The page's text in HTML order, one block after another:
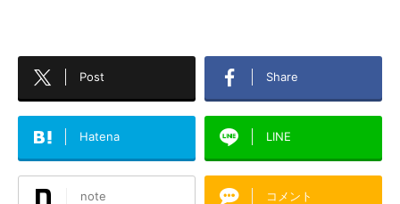
Post Share
Hatena LINE
note コメント